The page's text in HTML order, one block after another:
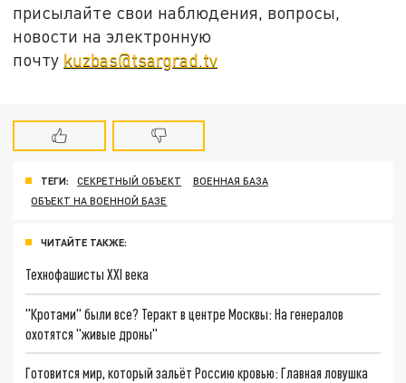
присылайте свои наблюдения, вопросы,
новости на электронную
почту kuzbas@tsargrad.tv
ТЕГИ: СЕКРЕТНЫЙ ОБЪЕКТ
ВОЕННАЯ БАЗА
ОБЪЕКТ НА ВОЕННОЙ БАЗЕ
ЧИТАЙТЕ ТАКЖЕ:
Технофашисты XXI века
"Кротами" были все? Теракт в центре Москвы: На генералов
охотятся "живые дроны"
Готовится мир, который зальёт Россию кровью: Главная ловушка